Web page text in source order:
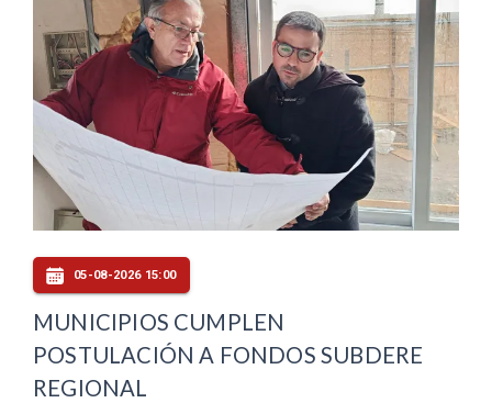
05-08-2026 15:00
MUNICIPIOS CUMPLEN
POSTULACIÓN A FONDOS SUBDERE
REGIONAL